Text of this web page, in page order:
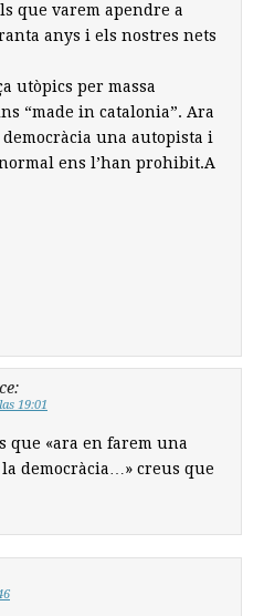
que varem apendre a
anys i els nostres nets
utòpics per massa
“made in catalonia”. Ara
una autopista i
ens l’han prohibit.A
19:01
que «ara en farem una
democràcia…» creus que